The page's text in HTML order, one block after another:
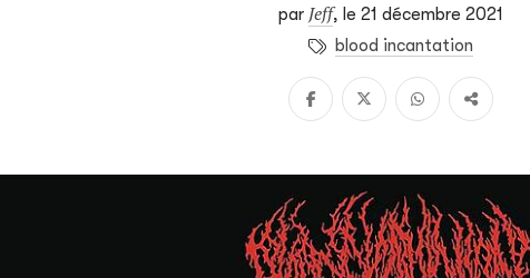
par Jeff, le 21 décembre 2021
blood incantation